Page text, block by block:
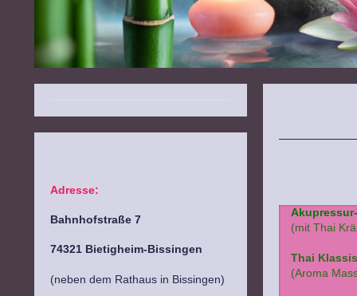
(mit Thai
Thai K
(Aroma
Adresse:
Bahnhofstraße 7
74321 Bietigheim-Bissingen
(neben dem Rathaus in Bissingen)